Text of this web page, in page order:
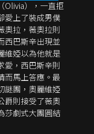
Olivia），一直拒
愛上了裝成男僕
奧拉，薇奧拉則
西巴斯辛出現並
維婭以為他就是
愛，西巴斯辛則
而馬上答應。最
謎團，奧麗維婭
爵則接受了薇奧
莎劇式大團圓結